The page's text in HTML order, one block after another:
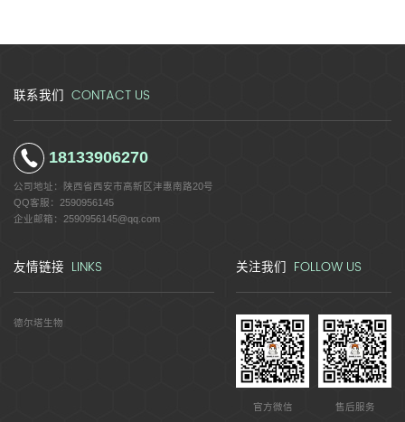
联系我们 CONTACT US
18133906270
公司地址：
陕西省西安市高新区沣惠南路20号
QQ客服： 2590956145
企业邮箱： 2590956145@qq.com
友情链接 LINKS
德尔塔生物
关注我们 FOLLOW US
官方微信 售后服务